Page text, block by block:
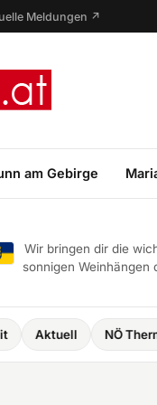
Meldungen ↗
am Gebirge
Wir bringen dir die
sonnigen Weinhängen
NÖ Thermenregion